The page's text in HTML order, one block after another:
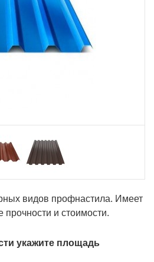
видов профнастила. Имеет
прочности и стоимости.
укажите площадь